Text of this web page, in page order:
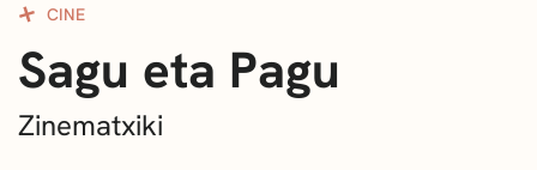
NOTICIAS
GETXO KULTURA
CINE
Sagu eta Pagu
Zinematxiki